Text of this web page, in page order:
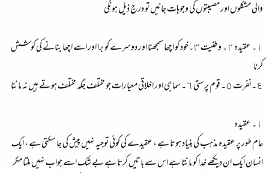
والی مشکلوں اور مصیبتوں کی وجوہات جانیں تو درج ذیل ہونگی
١۔ عقیدہ ٢۔ وطنیت ٣۔خود کو اچھا سمجھنا اور دوسرے کو برا اور اسے اچھا بنانے کی کوشش
کرنا
٤۔نفرت ٥۔ قوم پرستی ٦۔ سماجی اور اخلاقی معیارات جو مختلف جگہ مختلف ہوتے ہیں نہ ماننا
١۔ عقیدہ
عام طور پر عقیدہ مذہب کی بنیاد ہوتا ہے ، عقیدے کی کوئی توجیہ نہیں پیش کی جا سکتی ہے ، ایک
انسان ایک ان دیکھے خدا کو مانتا ہے اس سے باتیں کرتا ہے بے شک اسے جواب نہیں ملتا مگر